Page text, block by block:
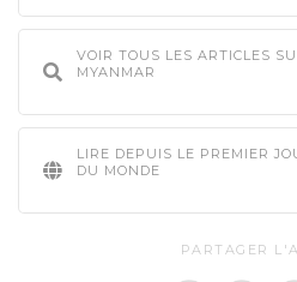
VOIR TOUS LES ARTICLES
MYANMAR
LIRE DEPUIS LE PREMIER
DU MONDE
PARTAGER